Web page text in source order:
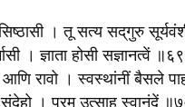
। तू सत्य सद्‌गुरु
। ज्ञाता होसी सज्ञानत्वें
आणि रावो । स्वस्थांनीं बैसले
। परम उत्साह स्वानंदें